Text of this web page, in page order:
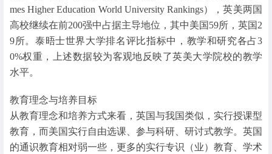
mes Higher Education World University Rankings），英美两国
高校继续在前200强中占据主导地位，其中美国59所，英国2
9所。泰晤士世界大学排名评比指标中，教学和研究各占3
0%权重，上述数据较为客观地反映了英美大学院校的教学
水平。
教育理念与培养目标
从教育理念和培养方式来看，英国与我国类似，实行授课型
教育，而美国实行自由选课、参与科研、研讨式教学。英国
的通识教育相对弱一些，更多的实行专识（业）教育、学术